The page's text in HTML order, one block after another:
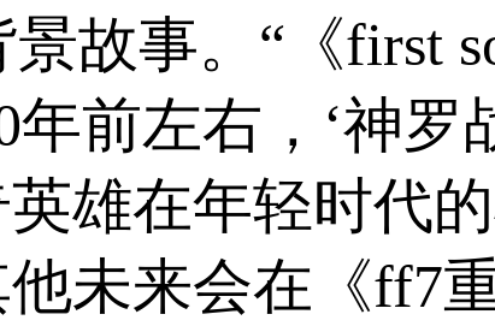
故事。“《first
前左右，‘神罗
雄在年轻时代
未来会在《ff7